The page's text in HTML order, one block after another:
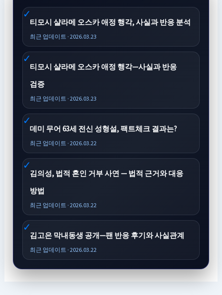
티모시 샬라메 오스카 애정 행각, 사실과 반응 분석
최근 업데이트 · 2026.03.23
티모시 샬라메 오스카 애정 행각—사실과 반응
검증
최근 업데이트 · 2026.03.23
데미 무어 63세 전신 성형설, 팩트체크 결과는?
최근 업데이트 · 2026.03.22
김의성, 법적 혼인 거부 사연 — 법적 근거와 대응
방법
최근 업데이트 · 2026.03.22
김고은 막내동생 공개—팬 반응 후기와 사실관계
최근 업데이트 · 2026.03.22